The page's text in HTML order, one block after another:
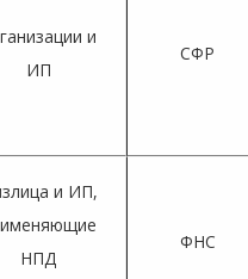
и
ИП
СФР
и ИП,
НПД
ФНС